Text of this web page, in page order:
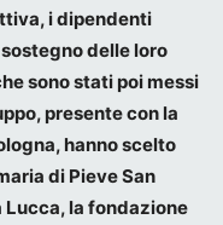
i dipendenti
delle loro
sono stati poi messi
presente con la
hanno scelto
di Pieve San
Lucca, la fondazione